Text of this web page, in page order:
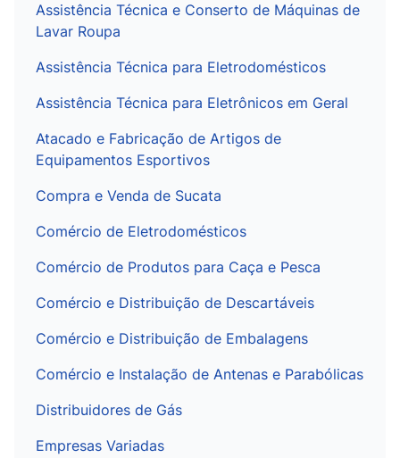
Assistência Técnica e Conserto de Máquinas de
Lavar Roupa
Assistência Técnica para Eletrodomésticos
Assistência Técnica para Eletrônicos em Geral
Atacado e Fabricação de Artigos de
Equipamentos Esportivos
Compra e Venda de Sucata
Comércio de Eletrodomésticos
Comércio de Produtos para Caça e Pesca
Comércio e Distribuição de Descartáveis
Comércio e Distribuição de Embalagens
Comércio e Instalação de Antenas e Parabólicas
Distribuidores de Gás
Empresas Variadas